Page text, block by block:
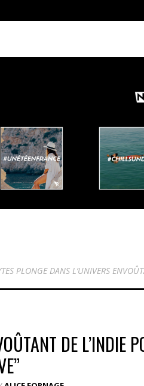
PLONGE DANS L’UNIVERS
DE L’INDIE